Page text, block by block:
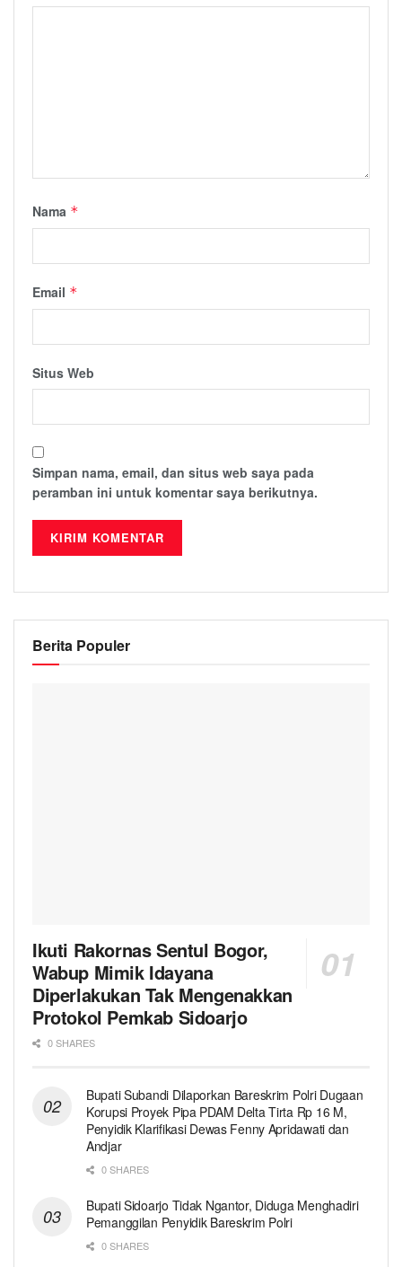
Nama *
Email *
Situs Web
Simpan nama, email, dan situs web saya pada
peramban ini untuk komentar saya berikutnya.
Berita Populer
Ikuti Rakornas Sentul Bogor,
Wabup Mimik Idayana
Diperlakukan Tak Mengenakkan
Protokol Pemkab Sidoarjo
0 SHARES
Bupati Subandi Dilaporkan Bareskrim Polri Dugaan
Korupsi Proyek Pipa PDAM Delta Tirta Rp 16 M,
Penyidik Klarifikasi Dewas Fenny Apridawati dan
Andjar
0 SHARES
Bupati Sidoarjo Tidak Ngantor, Diduga Menghadiri
Pemanggilan Penyidik Bareskrim Polri
0 SHARES